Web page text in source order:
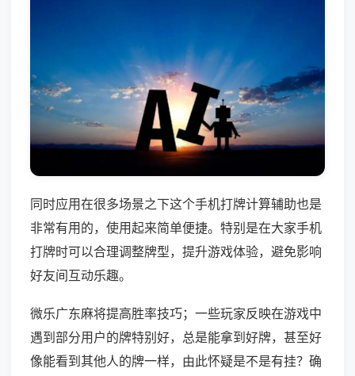
同时应用在很多场景之下这个手机打牌计算辅助也是
非常有用的，使用起来简单便捷。特别是在大家手机
打牌时可以合理调整牌型，提升游戏体验，避免影响
好友间互动乐趣。
微乐广东麻将提高胜率技巧；一些玩家反映在游戏中
遇到部分用户的牌特别好，总是能拿到好牌，甚至好
像能看到其他人的牌一样，由此怀疑是不是有挂？确